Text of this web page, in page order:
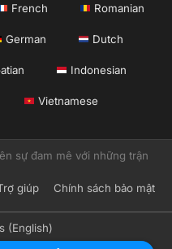
French Romanian
German Dutch
Indonesian
Vietnamese
sự đam mê với những trận
giúp Chính sách bảo mật
(English)